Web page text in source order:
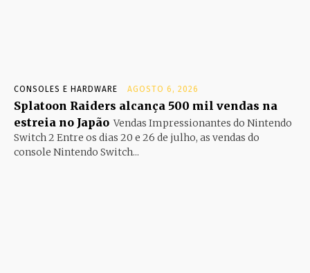
CONSOLES E HARDWARE AGOSTO 6, 2026
Splatoon Raiders alcança 500 mil vendas na
estreia no Japão Vendas Impressionantes do Nintendo
Switch 2 Entre os dias 20 e 26 de julho, as vendas do
console Nintendo Switch...